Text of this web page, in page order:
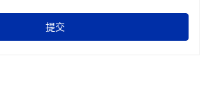
提交